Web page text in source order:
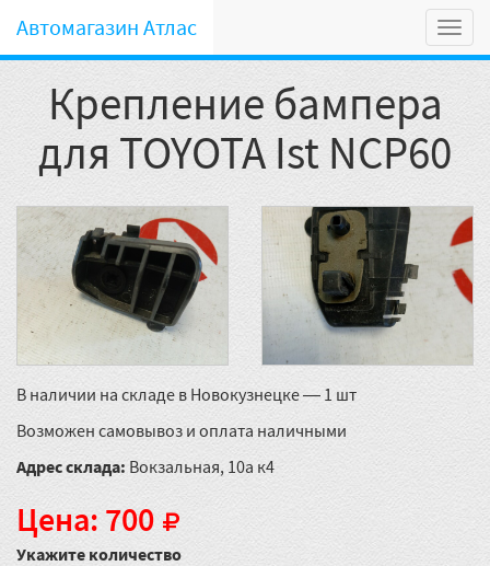
Автомагазин Атлас
Крепление бампера
для TOYOTA Ist NCP60
В наличии на складе в Новокузнецке — 1 шт
Возможен самовывоз и оплата наличными
Адрес склада: Вокзальная, 10а к4
Цена: 700
Укажите количество